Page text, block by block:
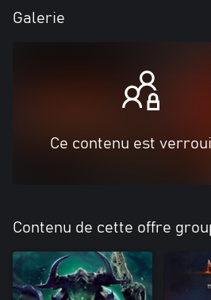
Galerie
Ce contenu est
Contenu de cette offre